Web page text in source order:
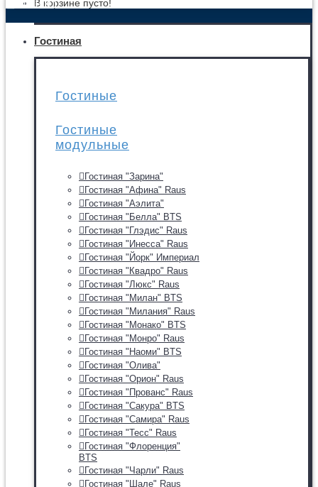
В корзине пусто!
МЕНЮ
Гостиная
Гостиные
Гостиные
модульные
Гостиная "Зарина"
Гостиная "Афина" Raus
Гостиная "Аэлита"
Гостиная "Белла" BTS
Гостиная "Глэдис" Raus
Гостиная "Инесса" Raus
Гостиная "Йорк" Империал
Гостиная "Квадро" Raus
Гостиная "Люкс" Raus
Гостиная "Милан" BTS
Гостиная "Милания" Raus
Гостиная "Монако" BTS
Гостиная "Монро" Raus
Гостиная "Наоми" BTS
Гостиная "Олива"
Гостиная "Орион" Raus
Гостиная "Прованс" Raus
Гостиная "Сакура" BTS
Гостиная "Самира" Raus
Гостиная "Тесс" Raus
Гостиная "Флоренция"
BTS
Гостиная "Чарли" Raus
Гостиная "Шале" Raus